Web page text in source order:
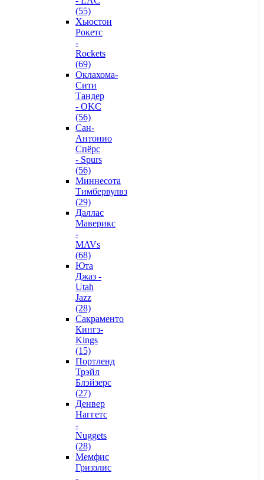
(55)
Хьюстон
Рокетс
-
Rockets
(69)
Оклахома-
Сити
Тандер
- OKC
(56)
Сан-
Антонио
Спёрс
- Spurs
(56)
Миннесота
Тимбервулвз
(29)
Даллас
Маверикс
-
MAVs
(68)
Юта
Джаз -
Utah
Jazz
(28)
Сакраменто
Кингз-
Kings
(15)
Портленд
Трэйл
Блэйзерс
(27)
Денвер
Наггетс
-
Nuggets
(28)
Мемфис
Гриззлис
-